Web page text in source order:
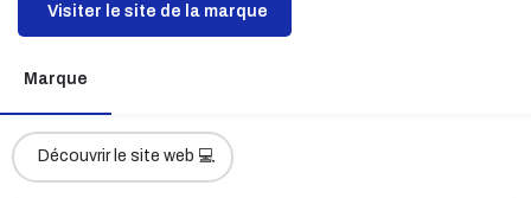
Visiter le site de la marque
Marque
Découvrir le site web 💻